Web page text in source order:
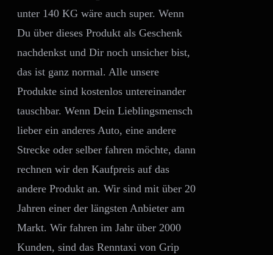
unter 140 KG wäre auch super. Wenn
Du über dieses Produkt als Geschenk
nachdenkst und Dir noch unsicher bist,
das ist ganz normal. Alle unsere
Produkte sind kostenlos untereinander
tauschbar. Wenn Dein Lieblingsmensch
lieber ein anderes Auto, eine andere
Strecke oder selber fahren möchte, dann
rechnen wir den Kaufpreis auf das
andere Produkt an. Wir sind mit über 20
Jahren einer der längsten Anbieter am
Markt. Wir fahren im Jahr über 2000
Kunden, sind das Renntaxi von Grip